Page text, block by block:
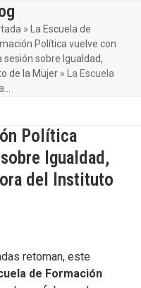
»
La Escuela de
Política vuelve con
sesión sobre Igualdad,
de la Mujer »
La Escuela
Política
Igualdad,
del Instituto
retoman, este
de Formación